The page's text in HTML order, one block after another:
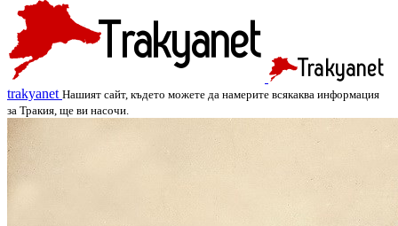
trakyanet Нашият сайт, където можете да намерите всякаква информация
за Тракия, ще ви насочи.